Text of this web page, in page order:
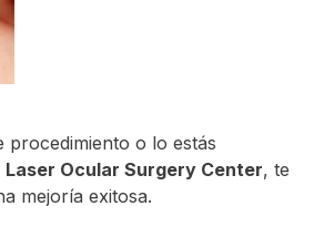
procedimiento o lo estás
Laser Ocular Surgery Center, te
mejoría exitosa.